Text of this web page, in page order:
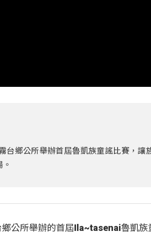
台鄉公所舉辦首屆魯凱族童謠比賽，讓
公所舉辦的首屆Ila~tasenai魯凱族